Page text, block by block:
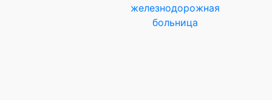
железнодорожная
больница